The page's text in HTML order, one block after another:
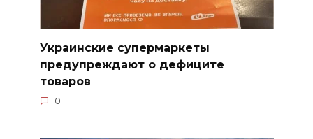
Украинские супермаркеты
предупреждают о дефиците
товаров
0